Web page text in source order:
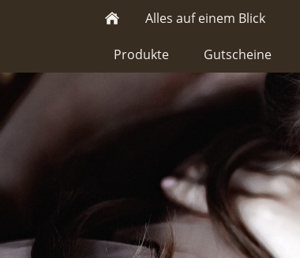
Alles auf einem Blick
Produkte Gutscheine